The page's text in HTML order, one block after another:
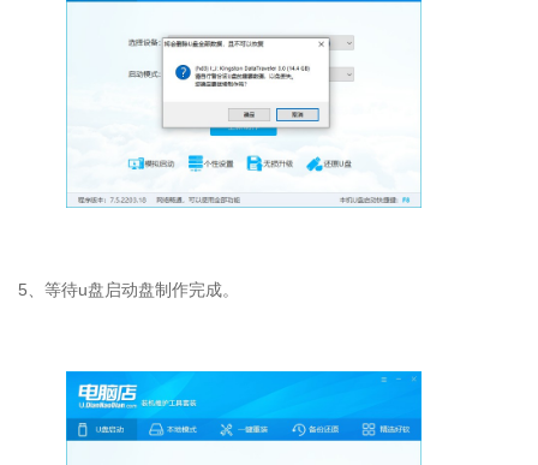
5、等待u盘启动盘制作完成。